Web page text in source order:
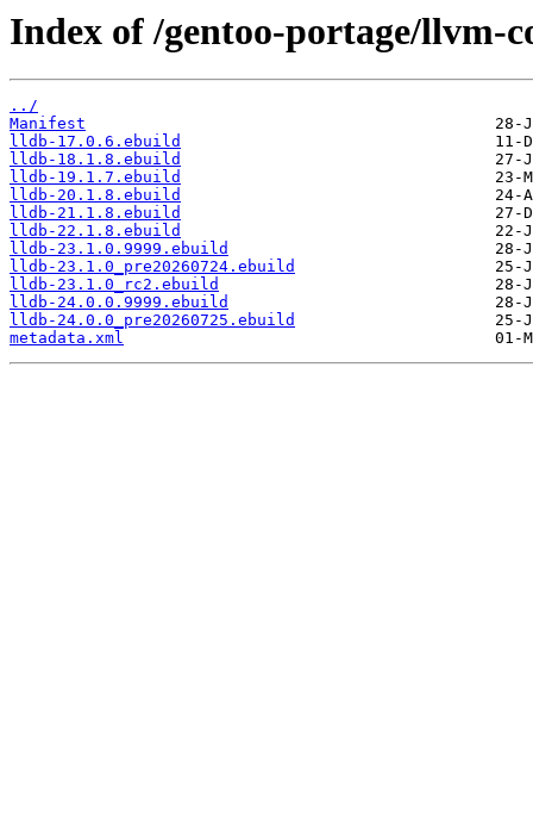
Index of /gentoo-portage/llvm-
../
Manifest
lldb-17.0.6.ebuild
lldb-18.1.8.ebuild
lldb-19.1.7.ebuild
lldb-20.1.8.ebuild
lldb-21.1.8.ebuild
lldb-22.1.8.ebuild
lldb-23.1.0.9999.ebuild
lldb-23.1.0_pre20260724.ebuild
lldb-23.1.0_rc2.ebuild
lldb-24.0.0.9999.ebuild
lldb-24.0.0_pre20260725.ebuild
metadata.xml